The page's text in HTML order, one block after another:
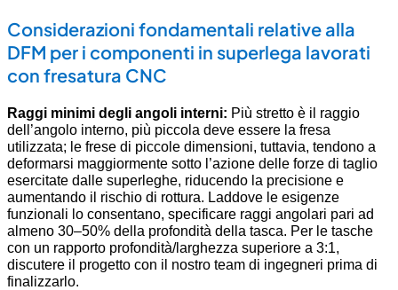
Considerazioni fondamentali relative alla
DFM per i componenti in superlega lavorati
con fresatura CNC
Raggi minimi degli angoli interni: Più stretto è il raggio
dell’angolo interno, più piccola deve essere la fresa
utilizzata; le frese di piccole dimensioni, tuttavia, tendono a
deformarsi maggiormente sotto l’azione delle forze di taglio
esercitate dalle superleghe, riducendo la precisione e
aumentando il rischio di rottura. Laddove le esigenze
funzionali lo consentano, specificare raggi angolari pari ad
almeno 30–50% della profondità della tasca. Per le tasche
con un rapporto profondità/larghezza superiore a 3:1,
discutere il progetto con il nostro team di ingegneri prima di
finalizzarlo.